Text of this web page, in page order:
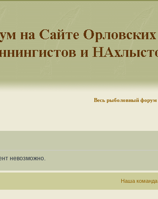
Весь рыболовный форум
невозможно.
Наша команда